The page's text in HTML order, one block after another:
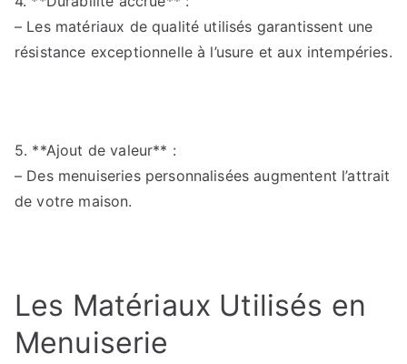
– Les matériaux de qualité utilisés garantissent une
résistance exceptionnelle à l’usure et aux intempéries.
5. **Ajout de valeur** :
– Des menuiseries personnalisées augmentent l’attrait
de votre maison.
Les Matériaux Utilisés en
Menuiserie